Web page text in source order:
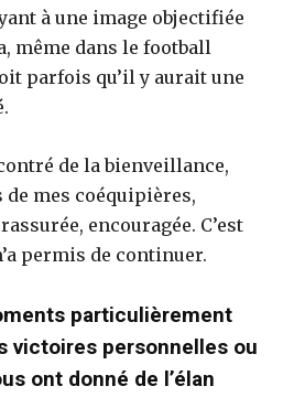
à une image objectifiée
même dans le football
parfois qu’il y aurait une
de la bienveillance,
mes coéquipières,
encouragée. C’est
permis de continuer.
particulièrement
victoires personnelles ou
ont donné de l’élan